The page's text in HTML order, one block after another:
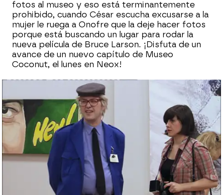
fotos al museo y eso está terminantemente
prohibido, cuando César escucha excusarse a la
mujer le ruega a Onofre que la deje hacer fotos
porque está buscando un lugar para rodar la
nueva película de Bruce Larson. ¡Disfuta de un
avance de un nuevo capítulo de Museo
Coconut, el lunes en Neox!
neox
Madrid
Publicado: 24 de enero de 2014, 18:39